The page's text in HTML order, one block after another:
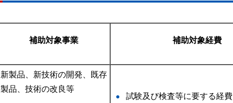
補助対象事業 補助対象経費
新製品、新技術の開発、既存
製品、技術の改良等
試験及び検査等に要する経費